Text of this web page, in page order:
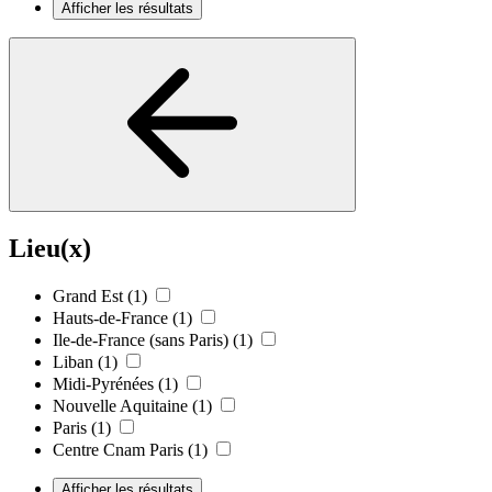
Afficher les résultats
Lieu(x)
Grand Est (1)
Hauts-de-France (1)
Ile-de-France (sans Paris) (1)
Liban (1)
Midi-Pyrénées (1)
Nouvelle Aquitaine (1)
Paris (1)
Centre Cnam Paris (1)